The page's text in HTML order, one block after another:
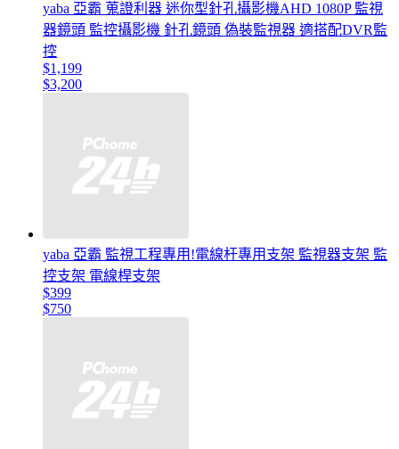
yaba 亞霸 蒐證利器 迷你型針孔攝影機AHD 1080P 監視
器鏡頭 監控攝影機 針孔鏡頭 偽裝監視器 適搭配DVR監
控
$1,199
$3,200
yaba 亞霸 監視工程專用!電線杆專用支架 監視器支架 監
控支架 電線桿支架
$399
$750